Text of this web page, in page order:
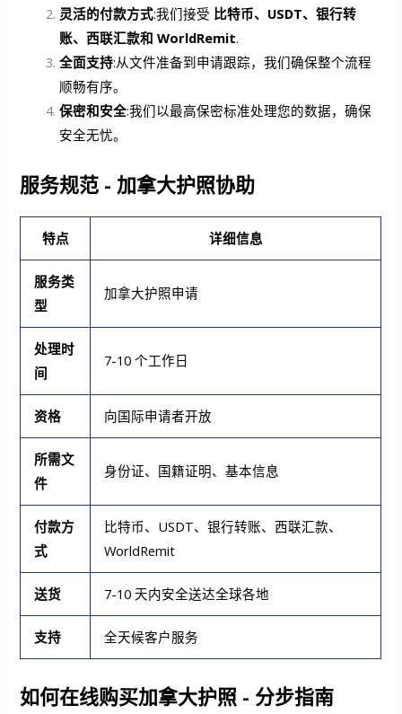
灵活的付款方式:我们接受 比特币、USDT、银行转
账、西联汇款和 WorldRemit.
全面支持:从文件准备到申请跟踪，我们确保整个流程
顺畅有序。
保密和安全:我们以最高保密标准处理您的数据，确保
安全无忧。
服务规范 - 加拿大护照协助
特点 详细信息
服务类
型
加拿大护照申请
处理时
间
7-10 个工作日
资格 向国际申请者开放
所需文
件
身份证、国籍证明、基本信息
付款方
式
比特币、USDT、银行转账、西联汇款、
WorldRemit
送货 7-10 天内安全送达全球各地
支持 全天候客户服务
如何在线购买加拿大护照 - 分步指南